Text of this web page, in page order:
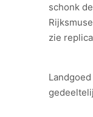
schonk
zie